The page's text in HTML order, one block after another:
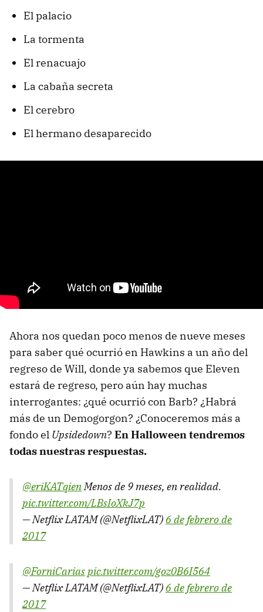
El palacio
La tormenta
El renacuajo
La cabaña secreta
El cerebro
El hermano desaparecido
Ahora nos quedan poco menos de nueve meses
para saber qué ocurrió en Hawkins a un año del
regreso de Will, donde ya sabemos que Eleven
estará de regreso, pero aún hay muchas
interrogantes: ¿qué ocurrió con Barb? ¿Habrá
más de un Demogorgon? ¿Conoceremos más a
fondo el Upsidedown? En Halloween tendremos
todas nuestras respuestas.
@eriKATqienMenos de 9 meses, en realidad.
pic.twitter.com/LBsIoXkJ7p
— Netflix LATAM (@NetflixLAT)6 de febrero de
2017
@ForniCariaspic.twitter.com/goz0B6I564
— Netflix LATAM (@NetflixLAT)6 de febrero de
2017